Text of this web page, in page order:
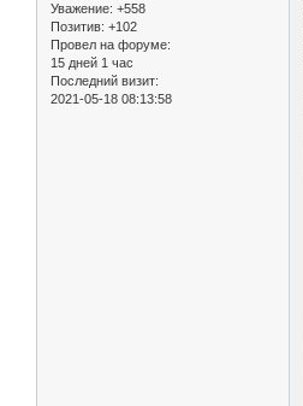
Уважение: +558
Позитив: +102
Провел на форуме:
15 дней 1 час
Последний визит:
2021-05-18 08:13:58